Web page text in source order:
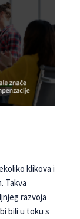
klikova i
Takva
razvoja
bili u toku s